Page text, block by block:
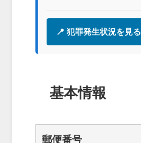
📍 犯罪発生状況を見る
基本情報
郵便番号